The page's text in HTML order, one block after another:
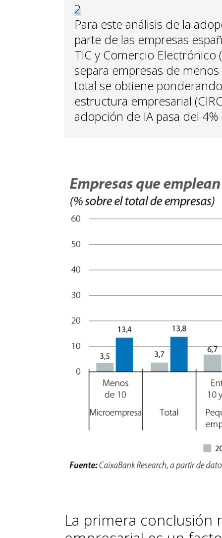
2
Para este análisis de la
parte de las empresas
TIC y Comercio Electrónico
separa empresas de
total se obtiene
estructura empresarial
adopción de IA pasa del
La primera conclusión